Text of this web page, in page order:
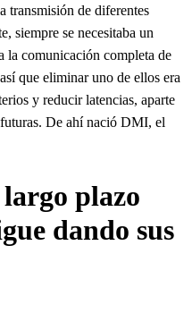
transmisión de diferentes
siempre se necesitaba un
la comunicación completa de
que eliminar uno de ellos era
y reducir latencias, aparte
De ahí nació DMI, el
plazo
dando sus